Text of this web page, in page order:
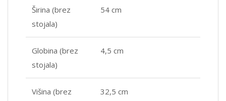
Širina (brez
stojala)
54 cm
Globina (brez
stojala)
4,5 cm
Višina (brez
32,5 cm